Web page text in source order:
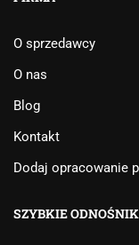
O sprzedawcy
O nas
Blog
Kontakt
Dodaj opracowanie
SZYBKIE